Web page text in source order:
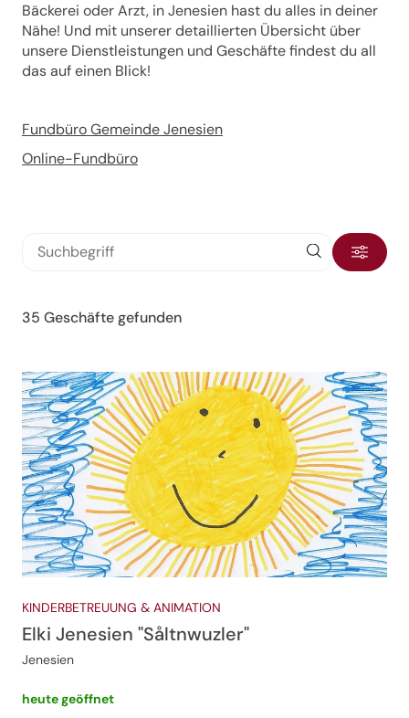
Bäckerei oder Arzt, in Jenesien hast du alles in deiner
Nähe! Und mit unserer detaillierten Übersicht über
unsere Dienstleistungen und Geschäfte findest du all
das auf einen Blick!
Fundbüro Gemeinde Jenesien
Online-Fundbüro
35 Geschäfte gefunden
KINDERBETREUUNG & ANIMATION
Elki Jenesien "Såltnwuzler"
Jenesien
heute geöffnet